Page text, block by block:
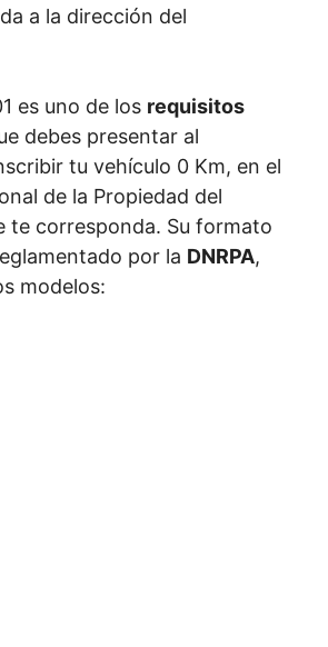
a la dirección del
es uno de los requisitos
debes presentar al
tu vehículo 0 Km, en el
de la Propiedad del
te corresponda. Su formato
por la DNRPA,
modelos: